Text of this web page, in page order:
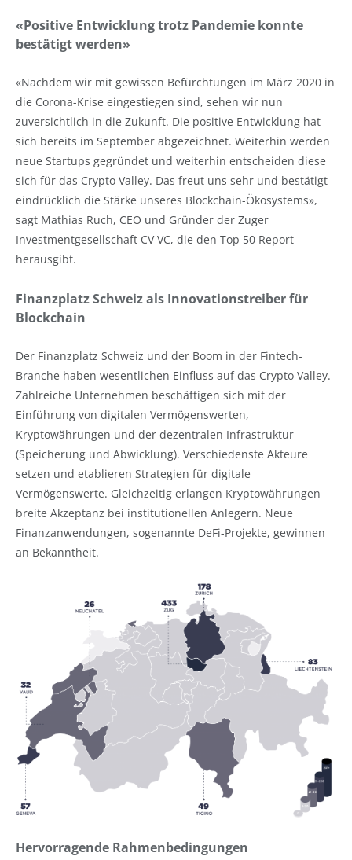
«Positive Entwicklung trotz Pandemie konnte
bestätigt werden»
«Nachdem wir mit gewissen Befürchtungen im März 2020 in
die Corona-Krise eingestiegen sind, sehen wir nun
zuversichtlich in die Zukunft. Die positive Entwicklung hat
sich bereits im September abgezeichnet. Weiterhin werden
neue Startups gegründet und weiterhin entscheiden diese
sich für das Crypto Valley. Das freut uns sehr und bestätigt
eindrücklich die Stärke unseres Blockchain-Ökosystems»,
sagt Mathias Ruch, CEO und Gründer der Zuger
Investmentgesellschaft CV VC, die den Top 50 Report
herausgibt.
Finanzplatz Schweiz als Innovationstreiber für
Blockchain
Der Finanzplatz Schweiz und der Boom in der Fintech-
Branche haben wesentlichen Einfluss auf das Crypto Valley.
Zahlreiche Unternehmen beschäftigen sich mit der
Einführung von digitalen Vermögenswerten,
Kryptowährungen und der dezentralen Infrastruktur
(Speicherung und Abwicklung). Verschiedenste Akteure
setzen und etablieren Strategien für digitale
Vermögenswerte. Gleichzeitig erlangen Kryptowährungen
breite Akzeptanz bei institutionellen Anlegern. Neue
Finanzanwendungen, sogenannte DeFi-Projekte, gewinnen
an Bekanntheit.
Hervorragende Rahmenbedingungen